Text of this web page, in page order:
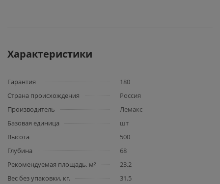
Характеристики
Гарантия
180
Страна происхождения
Россия
Производитель
Лемакс
Базовая единица
шт
Высота
500
Глубина
68
Рекомендуемая площадь, м²
23.2
Вес без упаковки, кг.
31.5